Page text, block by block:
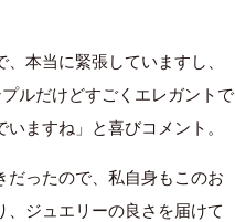
本当に緊張していますし、
ルだけどすごくエレガントで
ますね」と喜びコメント。
だったので、私自身もこのお
ジュエリーの良さを届けて